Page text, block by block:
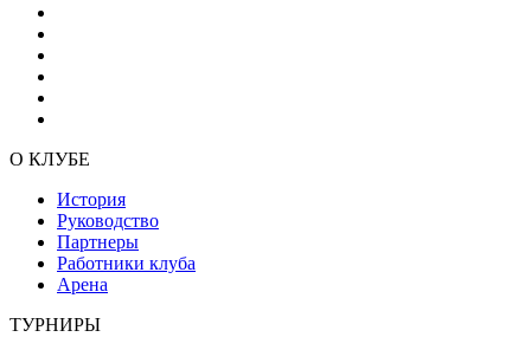
О КЛУБЕ
История
Руководство
Партнеры
Работники клуба
Арена
ТУРНИРЫ